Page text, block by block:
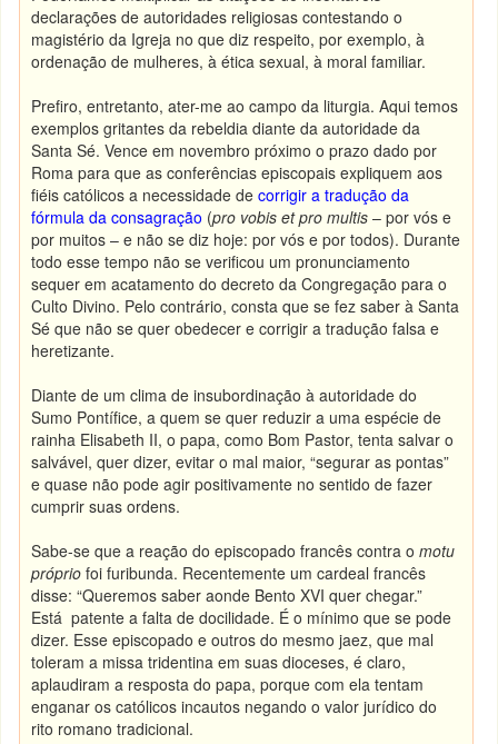
declarações de autoridades religiosas contestando o
magistério da Igreja no que diz respeito, por exemplo, à
ordenação de mulheres, à ética sexual, à moral familiar.
Prefiro, entretanto, ater-me ao campo da liturgia. Aqui temos
exemplos gritantes da rebeldia diante da autoridade da
Santa Sé. Vence em novembro próximo o prazo dado por
Roma para que as conferências episcopais expliquem aos
fiéis católicos a necessidade decorrigir a tradução da
fórmula da consagração (pro vobis et pro multis – por vós e
por muitos – e não se diz hoje: por vós e por todos). Durante
todo esse tempo não se verificou um pronunciamento
sequer em acatamento do decreto da Congregação para o
Culto Divino. Pelo contrário, consta que se fez saber à Santa
Sé que não se quer obedecer e corrigir a tradução falsa e
heretizante.
Diante de um clima de insubordinação à autoridade do
Sumo Pontífice, a quem se quer reduzir a uma espécie de
rainha Elisabeth II, o papa, como Bom Pastor, tenta salvar o
salvável, quer dizer, evitar o mal maior, “segurar as pontas”
e quase não pode agir positivamente no sentido de fazer
cumprir suas ordens.
Sabe-se que a reação do episcopado francês contra omotu
próprio foi furibunda. Recentemente um cardeal francês
disse: “Queremos saber aonde Bento XVI quer chegar.”
Está patente a falta de docilidade. É o mínimo que se pode
dizer. Esse episcopado e outros do mesmo jaez, que mal
toleram a missa tridentina em suas dioceses, é claro,
aplaudiram a resposta do papa, porque com ela tentam
enganar os católicos incautos negando o valor jurídico do
rito romano tradicional.